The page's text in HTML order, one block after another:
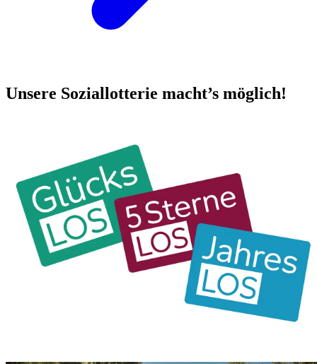
Unsere Soziallotterie macht’s möglich!